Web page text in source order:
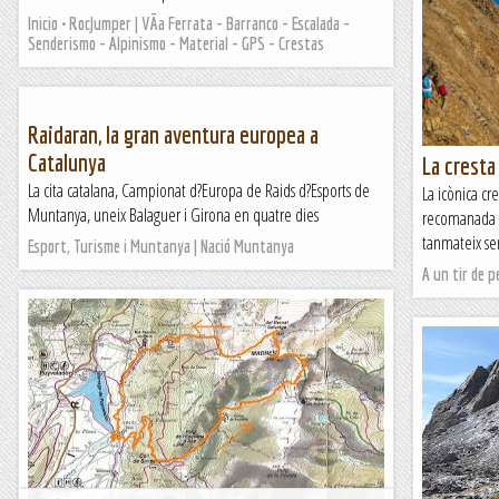
Inicio • RocJumper | VÃ­a Ferrata - Barranco - Escalada -
Senderismo - Alpinismo - Material - GPS - Crestas
La
La icònica
tanmateix
A un tir de
Raidaran, la gran aventura europea a
Catalunya
La cita catalana, Campionat d?Europa de Raids d?Esports de
Muntanya, uneix Balaguer i Girona en quatre dies
Esport, Turisme i Muntanya | Nació Muntanya